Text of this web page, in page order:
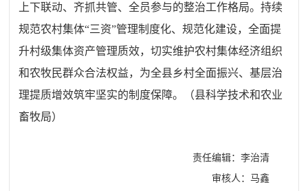
上下联动、齐抓共管、全员参与的整治工作格局。持续
规范农村集体“三资”管理制度化、规范化建设，全面提
升村级集体资产管理质效，切实维护农村集体经济组织
和农牧民群众合法权益，为全县乡村全面振兴、基层治
理提质增效筑牢坚实的制度保障。（县科学技术和农业
畜牧局）
责任编辑：李治清
审核人：马鑫